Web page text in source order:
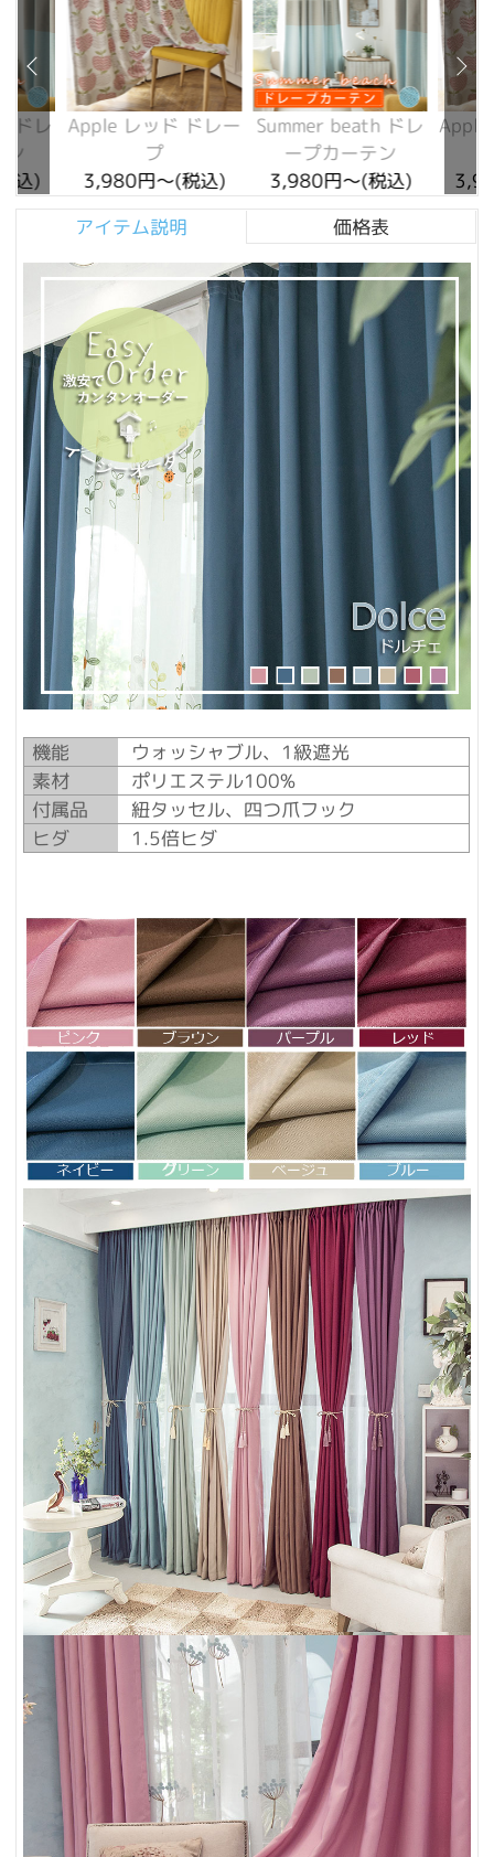
ドレ
ン
込)
Apple レッド ドレー
プ
3,980円～(税込)
Summer beath ドレ
ープカーテン
3,980円～(税込)
Apple
アイテム説明
価格表
機能
ウォッシャブル、1級遮光
素材
ポリエステル100%
付属品
紐タッセル、四つ爪フック
ヒダ
1.5倍ヒダ